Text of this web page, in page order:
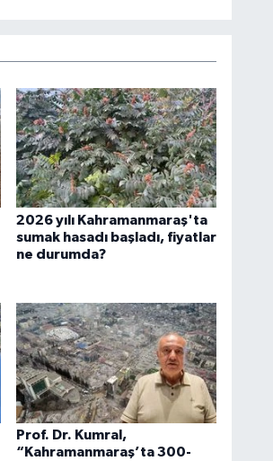
2026 yılı Kahramanmaraş'ta
sumak hasadı başladı, fiyatlar
ne durumda?
Prof. Dr. Kumral,
“Kahramanmaraş’ta 300-